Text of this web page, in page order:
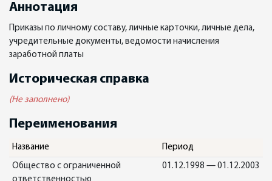
Аннотация
Приказы по личному составу, личные карточки, личные дела,
учредительные документы, ведомости начисления
заработной платы
Историческая справка
(Не заполнено)
Переименования
Название Период
Общество с ограниченной
01.12.1998 — 01.12.2003